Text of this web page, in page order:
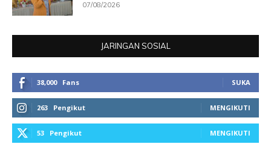
07/08/2026
JARINGAN SOSIAL
38,000 Fans SUKA
263 Pengikut MENGIKUTI
53 Pengikut MENGIKUTI